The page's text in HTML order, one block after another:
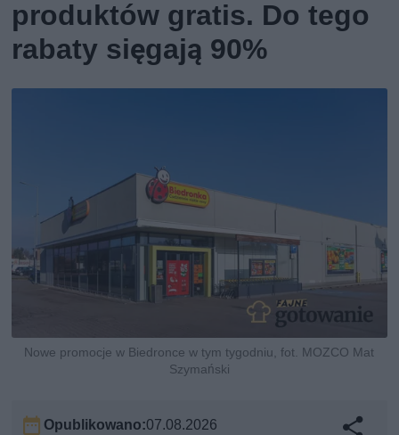
produktów gratis. Do tego
rabaty sięgają 90%
Nowe promocje w Biedronce w tym tygodniu, fot. MOZCO Mat
Szymański
Opublikowano:07.08.2026